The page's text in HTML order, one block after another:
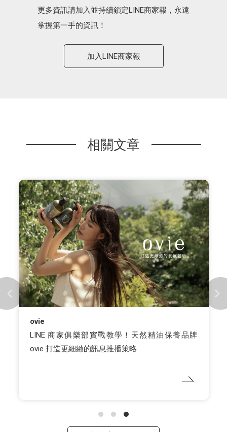
更多資訊請加入並持續鎖定LINE商家報，永遠
掌握第一手的資訊！
加入LINE商家報
相關文章
ovie
LINE 商家俱樂部實戰教學！天然精油保養品牌
ovie 打造更細緻的訊息推播策略